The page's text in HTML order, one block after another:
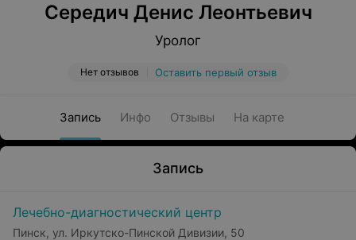
Середич Денис Леонтьевич
Уролог
Нет отзывов Оставить первый отзыв
Запись Инфо Отзывы На карте
Запись
Лечебно-диагностический центр
Пинск, ул. Иркутско-Пинской Дивизии, 50